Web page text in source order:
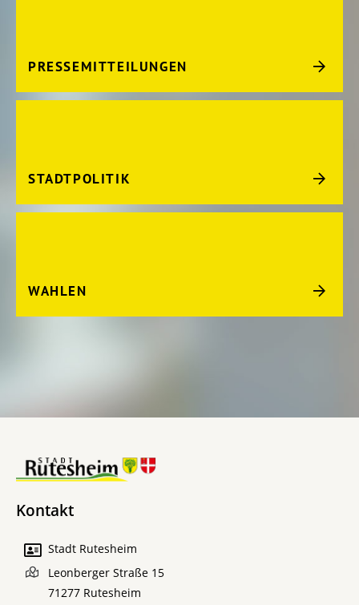
PRESSEMITTEILUNGEN
STADTPOLITIK
WAHLEN
Kontakt
Stadt Rutesheim
Leonberger Straße 15
71277 Rutesheim